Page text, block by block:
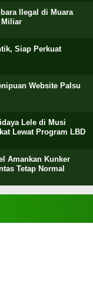
Ilegal di Muara
Miliar
Siap Perkuat
Website Palsu
Lele di Musi
Lewat Program LBD
Amankan Kunker
Tetap Normal